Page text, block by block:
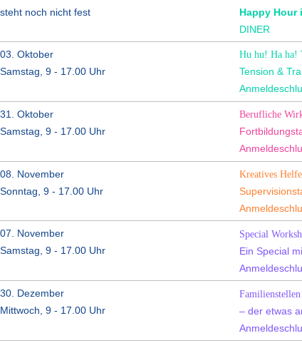
steht noch nicht fest
Happy Hour
DINER
03. Oktober
Samstag, 9 - 17.00 Uhr
Hu hu! Ha ha!
Tension &
31. Oktober
Samstag, 9 - 17.00 Uhr
Berufliche
08. November
Sonntag, 9 - 17.00 Uhr
Kreatives
07. November
Samstag, 9 - 17.00 Uhr
Special
Ein Special
30. Dezember
Mittwoch, 9 - 17.00 Uhr
– der etwas